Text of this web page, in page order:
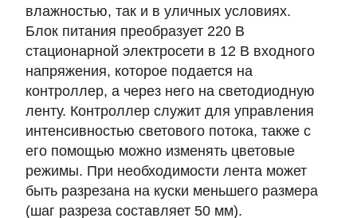
влажностью, так и в уличных условиях.
Блок питания преобразует 220 В
стационарной электросети в 12 В входного
напряжения, которое подается на
контроллер, а через него на светодиодную
ленту. Контроллер служит для управления
интенсивностью светового потока, также с
его помощью можно изменять цветовые
режимы. При необходимости лента может
быть разрезана на куски меньшего размера
(шаг разреза составляет 50 мм).